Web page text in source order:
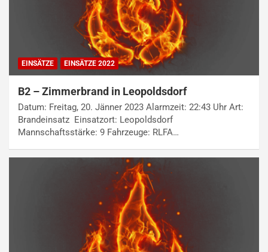
EINSÄTZE EINSÄTZE 2022
B2 – Zimmerbrand in Leopoldsdorf
Datum: Freitag, 20. Jänner 2023 Alarmzeit: 22:43 Uhr Art:
Brandeinsatz Einsatzort: Leopoldsdorf
Mannschaftsstärke: 9 Fahrzeuge: RLFA…